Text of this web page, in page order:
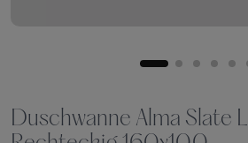
Duschwanne Alma Slate